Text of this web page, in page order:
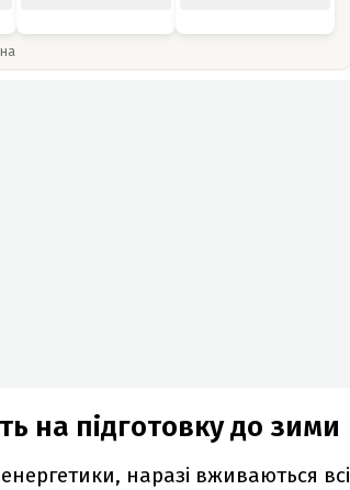
на підготовку до зими
наразі вживаються всі